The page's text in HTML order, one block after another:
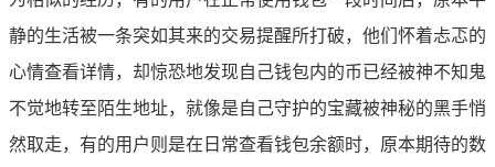
静的生活被一条突如其来的交易提醒所打破，他们怀着忐忑的
心情查看详情，却惊恐地发现自己钱包内的币已经被神不知鬼
不觉地转至陌生地址，就像是自己守护的宝藏被神秘的黑手悄
然取走，有的用户则是在日常查看钱包余额时，原本期待的数